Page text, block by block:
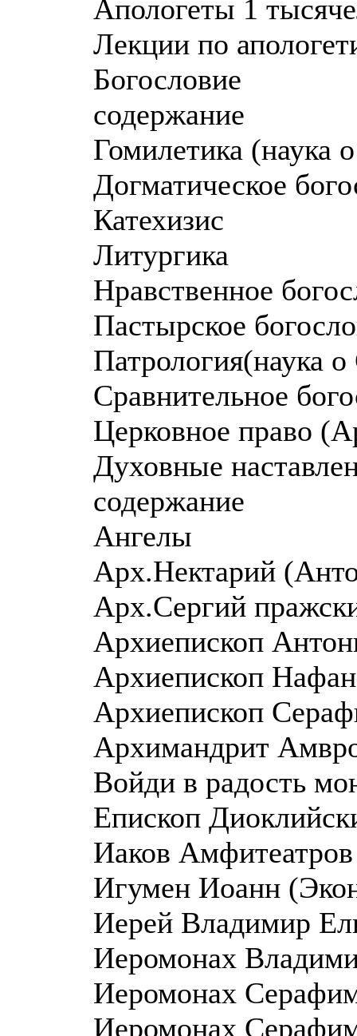
Апологеты 1
Лекции по
Богословие
содержание
Гомилетика (наука
Догматическое
Катехизис
Литургика
Нравственное
Пастырское
Патрология(наука
Сравнительное
Церковное право
Духовные
содержание
Ангелы
Арх.Нектарий
Арх.Сергий
Архиепископ
Архиепископ
Архиепископ
Архимандрит
Войди в радость
Епископ
Иаков
Игумен Иоанн
Иерей Владимир
Иеромонах
Иеромонах
Иеромонах